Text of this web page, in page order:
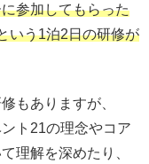
参加してもらった
いう1泊2日の研修が
もありますが、
ト21の理念やコア
理解を深めたり、